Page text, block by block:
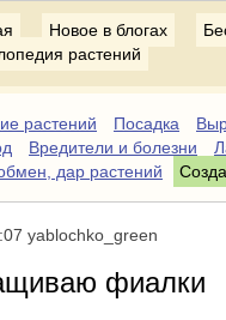
Новое в блогах
растений
растений Посадка
Вредители и болезни
дар растений
yablochko_green
фиалки